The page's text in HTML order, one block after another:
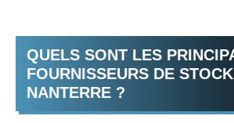
QUELS SONT LES
FOURNISSEURS DE
NANTERRE ?